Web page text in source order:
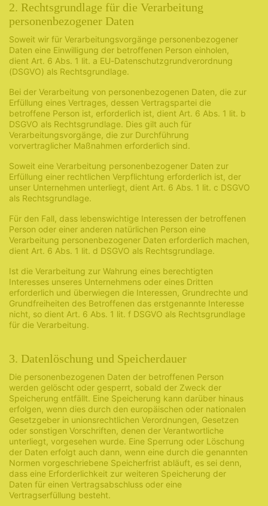
2. Rechtsgrundlage für die Verarbeitung
personenbezogener Daten
Soweit wir für Verarbeitungsvorgänge personenbezogener
Daten eine Einwilligung der betroffenen Person einholen,
dient Art. 6 Abs. 1 lit. a EU-Datenschutzgrundverordnung
(DSGVO) als Rechtsgrundlage.
Bei der Verarbeitung von personenbezogenen Daten, die zur
Erfüllung eines Vertrages, dessen Vertragspartei die
betroffene Person ist, erforderlich ist, dient Art. 6 Abs. 1 lit. b
DSGVO als Rechtsgrundlage. Dies gilt auch für
Verarbeitungsvorgänge, die zur Durchführung
vorvertraglicher Maßnahmen erforderlich sind.
Soweit eine Verarbeitung personenbezogener Daten zur
Erfüllung einer rechtlichen Verpflichtung erforderlich ist, der
unser Unternehmen unterliegt, dient Art. 6 Abs. 1 lit. c DSGVO
als Rechtsgrundlage.
Für den Fall, dass lebenswichtige Interessen der betroffenen
Person oder einer anderen natürlichen Person eine
Verarbeitung personenbezogener Daten erforderlich machen,
dient Art. 6 Abs. 1 lit. d DSGVO als Rechtsgrundlage.
Ist die Verarbeitung zur Wahrung eines berechtigten
Interesses unseres Unternehmens oder eines Dritten
erforderlich und überwiegen die Interessen, Grundrechte und
Grundfreiheiten des Betroffenen das erstgenannte Interesse
nicht, so dient Art. 6 Abs. 1 lit. f DSGVO als Rechtsgrundlage
für die Verarbeitung.
3. Datenlöschung und Speicherdauer
Die personenbezogenen Daten der betroffenen Person
werden gelöscht oder gesperrt, sobald der Zweck der
Speicherung entfällt. Eine Speicherung kann darüber hinaus
erfolgen, wenn dies durch den europäischen oder nationalen
Gesetzgeber in unionsrechtlichen Verordnungen, Gesetzen
oder sonstigen Vorschriften, denen der Verantwortliche
unterliegt, vorgesehen wurde. Eine Sperrung oder Löschung
der Daten erfolgt auch dann, wenn eine durch die genannten
Normen vorgeschriebene Speicherfrist abläuft, es sei denn,
dass eine Erforderlichkeit zur weiteren Speicherung der
Daten für einen Vertragsabschluss oder eine
Vertragserfüllung besteht.